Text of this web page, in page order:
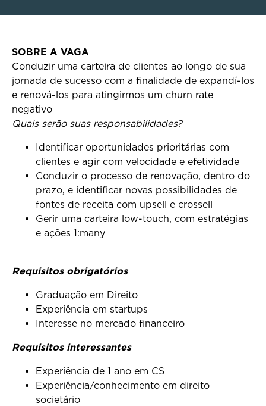
SOBRE A VAGA
Conduzir uma carteira de clientes ao longo de sua
jornada de sucesso com a finalidade de expandí-los
e renová-los para atingirmos um churn rate
negativo
Quais serão suas responsabilidades?
Identificar oportunidades prioritárias com
clientes e agir com velocidade e efetividade
Conduzir o processo de renovação, dentro do
prazo, e identificar novas possibilidades de
fontes de receita com upsell e crossell
Gerir uma carteira low-touch, com estratégias
e ações 1:many
Requisitos obrigatórios
Graduação em Direito
Experiência em startups
Interesse no mercado financeiro
Requisitos interessantes
Experiência de 1 ano em CS
Experiência/conhecimento em direito
societário